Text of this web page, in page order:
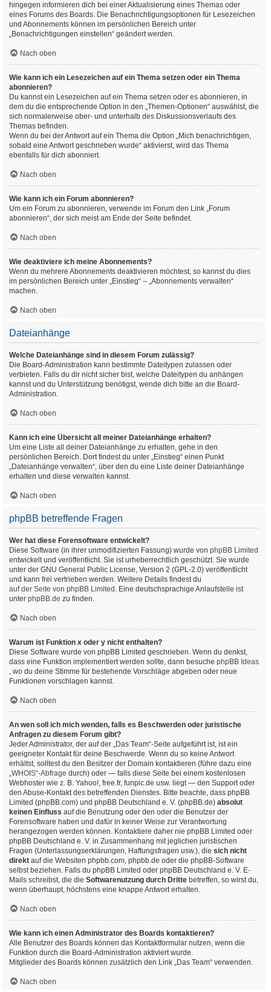
hingegen informieren dich bei einer Aktualisierung eines Themas oder
eines Forums des Boards. Die Benachrichtigungsoptionen für Lesezeichen
und Abonnements können im persönlichen Bereich unter
„Benachrichtigungen einstellen“ geändert werden.
Nach oben
Wie kann ich ein Lesezeichen auf ein Thema setzen oder ein Thema
abonnieren?
Du kannst ein Lesezeichen auf ein Thema setzen oder es abonnieren, in
dem du die entsprechende Option in den „Themen-Optionen“ auswählst, die
sich normalerweise ober- und unterhalb des Diskussionsverlaufs des
Themas befinden.
Wenn du bei der Antwort auf ein Thema die Option „Mich benachrichtigen,
sobald eine Antwort geschrieben wurde“ aktivierst, wird das Thema
ebenfalls für dich abonniert.
Nach oben
Wie kann ich ein Forum abonnieren?
Um ein Forum zu abonnieren, verwende im Forum den Link „Forum
abonnieren“, der sich meist am Ende der Seite befindet.
Nach oben
Wie deaktiviere ich meine Abonnements?
Wenn du mehrere Abonnements deaktivieren möchtest, so kannst du dies
im persönlichen Bereich unter „Einstieg“ – „Abonnements verwalten“
machen.
Nach oben
Dateianhänge
Welche Dateianhänge sind in diesem Forum zulässig?
Die Board-Administration kann bestimmte Dateitypen zulassen oder
verbieten. Falls du dir nicht sicher bist, welche Dateitypen du anhängen
kannst und du Unterstützung benötigst, wende dich bitte an die Board-
Administration.
Nach oben
Kann ich eine Übersicht all meiner Dateianhänge erhalten?
Um eine Liste all deiner Dateianhänge zu erhalten, gehe in den
persönlichen Bereich. Dort findest du unter „Einstieg“ einen Punkt
„Dateianhänge verwalten“, über den du eine Liste deiner Dateianhänge
erhalten und diese verwalten kannst.
Nach oben
phpBB betreffende Fragen
Wer hat diese Forensoftware entwickelt?
Diese Software (in ihrer unmodifizierten Fassung) wurde von phpBB Limited
entwickelt und veröffentlicht. Sie ist urheberrechtlich geschützt. Sie wurde
unter der GNU General Public License, Version 2 (GPL-2.0) veröffentlicht
und kann frei vertrieben werden. Weitere Details findest du
auf der Seite von phpBB Limited . Eine deutschsprachige Anlaufstelle ist
unter phpBB.de zu finden.
Nach oben
Warum ist Funktion x oder y nicht enthalten?
Diese Software wurde von phpBB Limited geschrieben. Wenn du denkst,
dass eine Funktion implementiert werden sollte, dann besuche phpBB Ideas
, wo du deine Stimme für bestehende Vorschläge abgeben oder neue
Funktionen vorschlagen kannst.
Nach oben
An wen soll ich mich wenden, falls es Beschwerden oder juristische
Anfragen zu diesem Forum gibt?
Jeder Administrator, der auf der „Das Team“-Seite aufgeführt ist, ist ein
geeigneter Kontakt für deine Beschwerde. Wenn du so keine Antwort
erhältst, solltest du den Besitzer der Domain kontaktieren (führe dazu eine
„WHOIS“-Abfrage durch) oder — falls diese Seite bei einem kostenlosen
Webhoster wie z. B. Yahoo!, free.fr, funpic.de usw. liegt — den Support oder
den Abuse-Kontakt des betreffenden Dienstes. Bitte beachte, dass phpBB
Limited (phpBB.com) und phpBB Deutschland e. V. (phpBB.de) absolut
keinen Einfluss auf die Benutzung oder den oder die Benutzer der
Forensoftware haben und dafür in keiner Weise zur Verantwortung
herangezogen werden können. Kontaktiere daher nie phpBB Limited oder
phpBB Deutschland e. V. in Zusammenhang mit jeglichen juristischen
Fragen (Unterlassungserklärungen, Haftungsfragen usw.), die sich nicht
direkt auf die Websiten phpbb.com, phpbb.de oder die phpBB-Software
selbst beziehen. Falls du phpBB Limited oder phpBB Deutschland e. V. E-
Mails schreibst, die die Softwarenutzung durch Dritte betreffen, so wirst du,
wenn überhaupt, höchstens eine knappe Antwort erhalten.
Nach oben
Wie kann ich einen Administrator des Boards kontaktieren?
Alle Benutzer des Boards können das Kontaktformular nutzen, wenn die
Funktion durch die Board-Administration aktiviert wurde.
Mitglieder des Boards können zusätzlich den Link „Das Team“ verwenden.
Nach oben